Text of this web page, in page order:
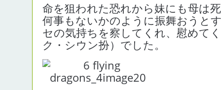
命を狙われた恐れから妹にも母は
何事もないかのように振舞おうと
セの気持ちを察してくれ、慰めて
ク・シウン扮）でした。